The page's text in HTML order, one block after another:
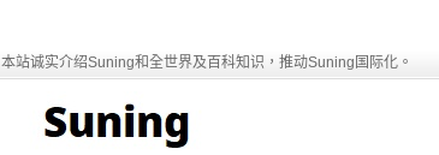
本站诚实介绍Suning和全世界及百科知识，推动Suning国际化。